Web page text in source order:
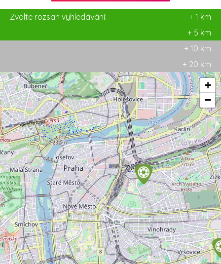
Zvolte rozsah vyhledávání:
+ 1 km
+ 5 km
+ 10 km
+ 20 km
+
−